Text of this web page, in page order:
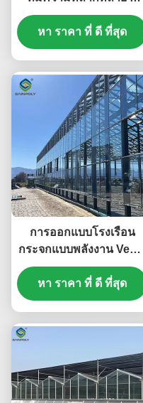
ระบบประกันพลังงานและ
ระบบควบคุมสภาพอากาศ
อัตโนมัติ เพื่อการปลูก
หา ราคา ที่ ดี ที่สุด
การออกแบบโรงเรือน
กระจกแบบพลังงาน Venlo
เหมาะสําหรับการผลิต
ทางการเกษตรขนาดใหญ่
ปรับปรุงสภาพการเติบโต
หา ราคา ที่ ดี ที่สุด